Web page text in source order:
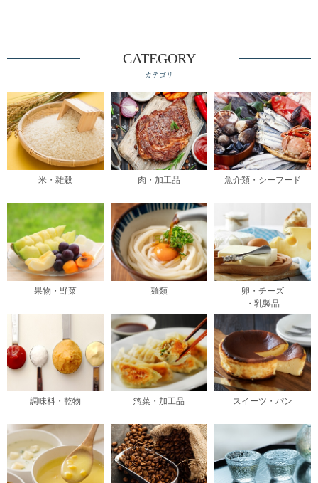
CATEGORY
カテゴリ
米・雑穀 肉・加工品 魚介類・シーフード
果物・野菜 麺類
卵・チーズ
・乳製品
調味料・乾物 惣菜・加工品 スイーツ・パン